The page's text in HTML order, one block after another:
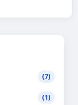
(7)
(1)